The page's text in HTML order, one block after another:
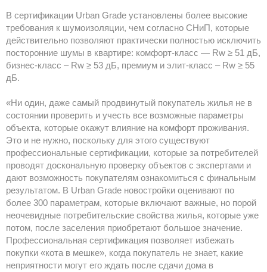
В сертификации Urban Grade установлены более высокие
требования к шумоизоляции, чем согласно СНиП, которые
действительно позволяют практически полностью исключить
посторонние шумы в квартире: комфорт-класс — Rw ≥ 51 дБ,
бизнес-класс – Rw ≥ 53 дБ, премиум и элит-класс – Rw ≥ 55
дБ.
«Ни один, даже самый продвинутый покупатель жилья не в
состоянии проверить и учесть все возможные параметры
объекта, которые окажут влияние на комфорт проживания.
Это и не нужно, поскольку для этого существуют
профессиональные сертификации, которые за потребителей
проводят доскональную проверку объектов с экспертами и
дают возможность покупателям ознакомиться с финальным
результатом. В Urban Grade новостройки оценивают по
более 300 параметрам, которые включают важные, но порой
неочевидные потребительские свойства жилья, которые уже
потом, после заселения приобретают большое значение.
Профессиональная сертификация позволяет избежать
покупки «кота в мешке», когда покупатель не знает, какие
неприятности могут его ждать после сдачи дома в